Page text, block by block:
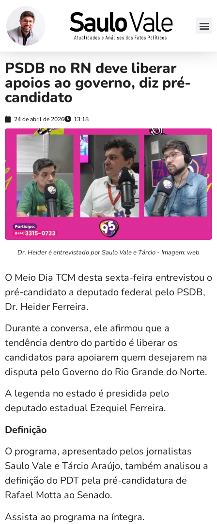
PSDB no RN deve liberar
apoios ao governo, diz pré-
candidato
24 de abril de 2026 13:18
Dr. Heider é entrevistado por Saulo Vale e Tárcio - Imagem: web
O Meio Dia TCM desta sexta-feira entrevistou o
pré-candidato a deputado federal pelo PSDB,
Dr. Heider Ferreira.
Durante a conversa, ele afirmou que a
tendência dentro do partido é liberar os
candidatos para apoiarem quem desejarem na
disputa pelo Governo do Rio Grande do Norte.
A legenda no estado é presidida pelo
deputado estadual Ezequiel Ferreira.
Definição
O programa, apresentado pelos jornalistas
Saulo Vale e Tárcio Araújo, também analisou a
definição do PDT pela pré-candidatura de
Rafael Motta ao Senado.
Assista ao programa na íntegra.